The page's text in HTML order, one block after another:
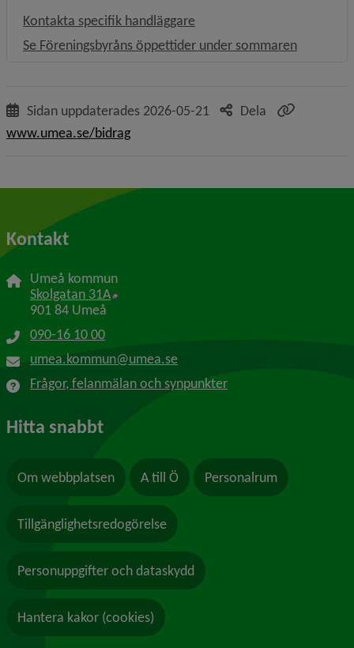
Kontakta specifik handläggare
Se Föreningsbyråns öppettider under sommaren
Sidan uppdaterades 2026-05-21
Dela
www.umea.se/bidrag
Kontakt
Umeå kommun
Skolgatan 31A Länk till annan webbplats, öppnas i nytt
901 84 Umeå
090-16 10 00
umea.kommun@umea.se
Frågor, felanmälan och synpunkter
Hitta snabbt
Om webbplatsen A till Ö Personalrum
Tillgänglighetsredogörelse
Personuppgifter och dataskydd
Hantera kakor (cookies)